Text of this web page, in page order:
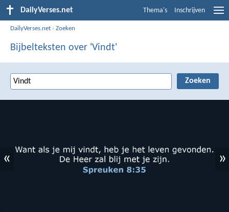
DailyVerses.net Thema's Inschrijven
DailyVerses.net ›Zoeken
Bijbelteksten over 'Vindt'
« »